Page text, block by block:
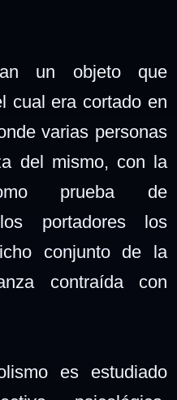
un objeto que
cual era cortado en
varias personas
del mismo, con la
prueba de
portadores los
conjunto de la
contraída con
es estudiado